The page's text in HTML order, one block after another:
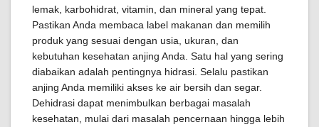
lemak, karbohidrat, vitamin, dan mineral yang tepat.
Pastikan Anda membaca label makanan dan memilih
produk yang sesuai dengan usia, ukuran, dan
kebutuhan kesehatan anjing Anda. Satu hal yang sering
diabaikan adalah pentingnya hidrasi. Selalu pastikan
anjing Anda memiliki akses ke air bersih dan segar.
Dehidrasi dapat menimbulkan berbagai masalah
kesehatan, mulai dari masalah pencernaan hingga lebih